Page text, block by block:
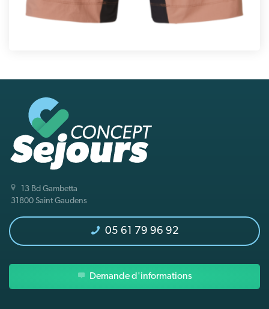
13 Bd Gambetta
31800 Saint Gaudens
05 61 79 96 92
Demande d'informations